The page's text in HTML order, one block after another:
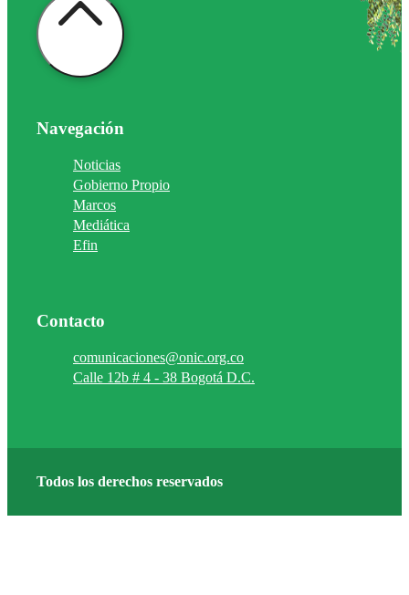
Navegación
Noticias
Gobierno Propio
Marcos
Mediática
Efin
Contacto
comunicaciones@onic.org.co
Calle 12b # 4 - 38 Bogotá D.C.
Todos los derechos reservados